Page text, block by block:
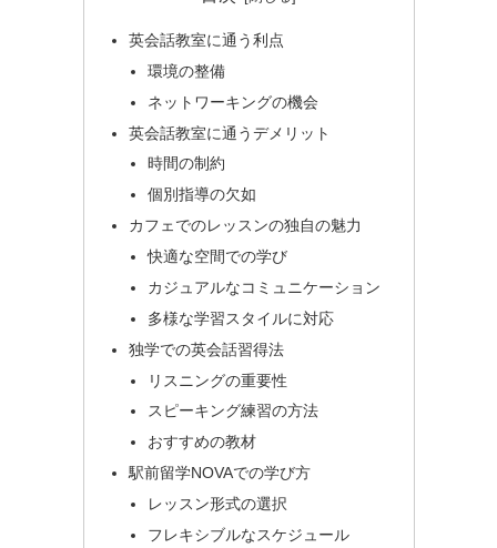
英会話教室に通う利点
環境の整備
ネットワーキングの機会
英会話教室に通うデメリット
時間の制約
個別指導の欠如
カフェでのレッスンの独自の魅力
快適な空間での学び
カジュアルなコミュニケーション
多様な学習スタイルに対応
独学での英会話習得法
リスニングの重要性
スピーキング練習の方法
おすすめの教材
駅前留学NOVAでの学び方
レッスン形式の選択
フレキシブルなスケジュール